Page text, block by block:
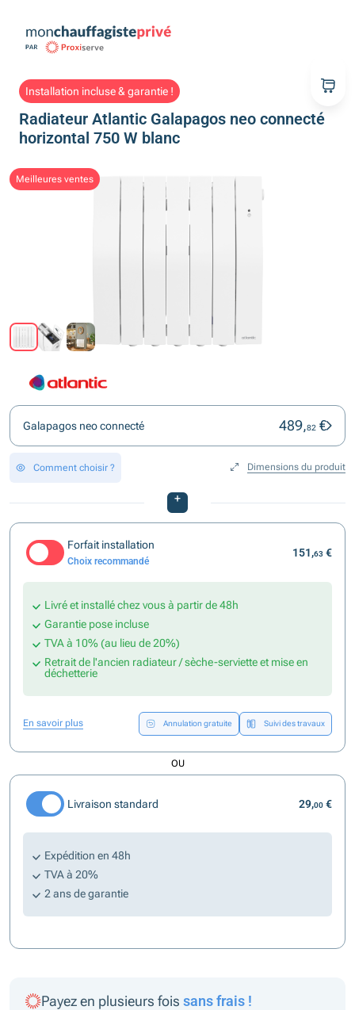
Installation incluse & garantie !
Radiateur Atlantic Galapagos neo connecté
horizontal 750 W blanc
Meilleures ventes
Galapagos neo connecté 489,82 €
Comment choisir ? Dimensions du produit
+
Forfait installation
Choix recommandé
151,63 €
Livré et installé chez vous à partir de 48h
Garantie pose incluse
TVA à 10% (au lieu de 20%)
Retrait de l'ancien radiateur / sèche-serviette et mise en
déchetterie
En savoir plus Annulation gratuite Suivi des travaux
OU
Livraison standard 29,00 €
Expédition en 48h
TVA à 20%
2 ans de garantie
Payez en plusieurs fois sans frais !